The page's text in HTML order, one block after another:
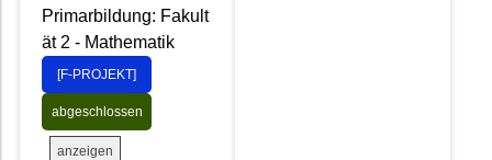
Primarbildung: Fakult
ät 2 - Mathematik
[F-PROJEKT]
abgeschlossen
anzeigen